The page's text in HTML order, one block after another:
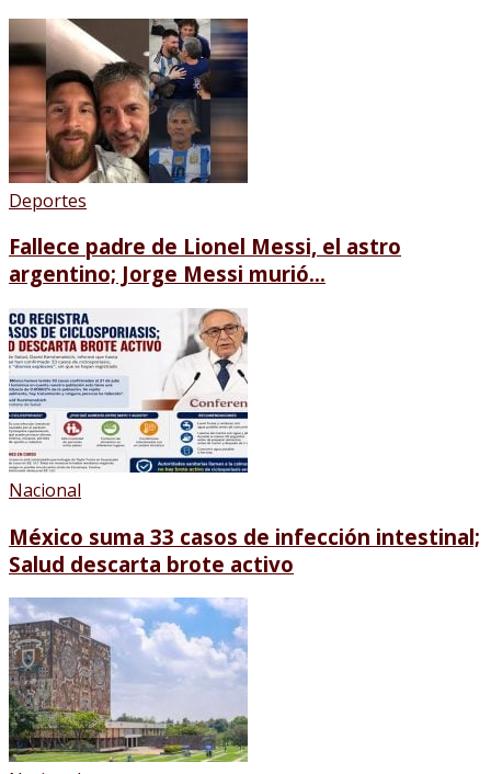
Deportes
Fallece padre de Lionel Messi, el astro
argentino; Jorge Messi murió...
Nacional
México suma 33 casos de infección intestinal;
Salud descarta brote activo